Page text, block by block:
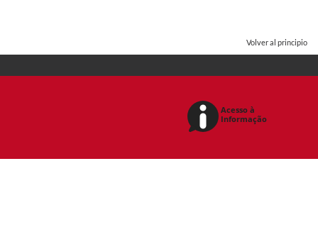
Volver al principio